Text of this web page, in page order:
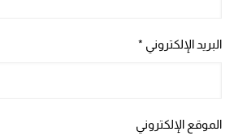
البريد الإلكتروني *
الموقع الإلكتروني